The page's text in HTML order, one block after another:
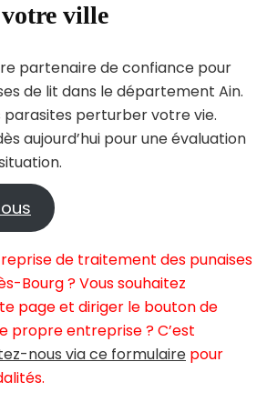
ville
partenaire de confiance pour
de lit dans le département Ain.
parasites perturber votre vie.
aujourd’hui pour une évaluation
de traitement des punaises
Bourg ? Vous souhaitez
page et diriger le bouton de
propre entreprise ? C’est
nous via ce formulaire pour